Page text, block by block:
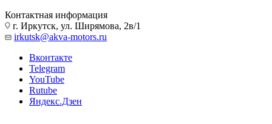
Контактная информация
г. Иркутск, ул. Ширямова, 2в/1
irkutsk@akva-motors.ru
Вконтакте
Telegram
YouTube
Rutube
Яндекс.Дзен